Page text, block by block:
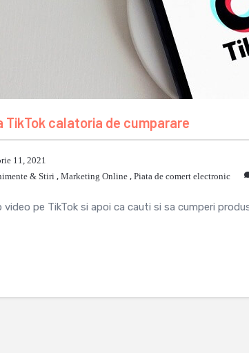
TikTok calatoria de cumparare
11, 2021
& Stiri, Marketing Online , Piata de comert electronic
pe TikTok si apoi ca cauti si sa cumperi